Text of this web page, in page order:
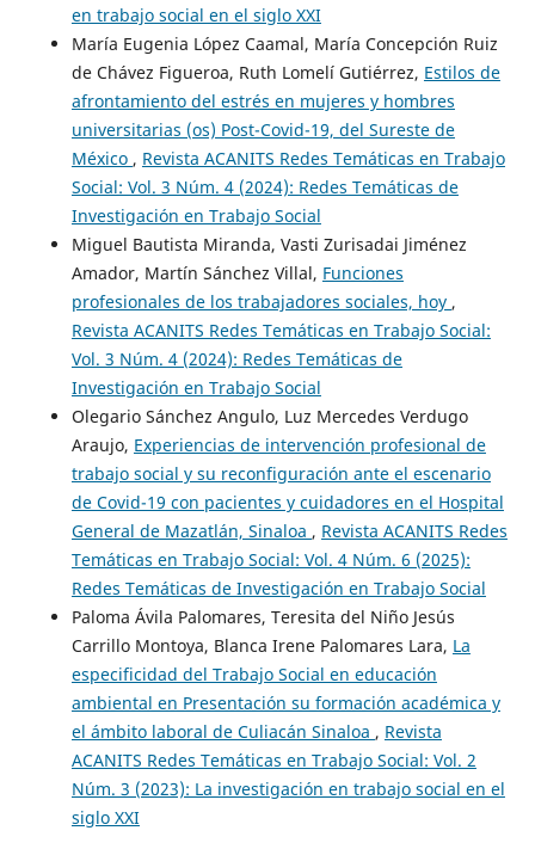
en trabajo social en el siglo XXI
María Eugenia López Caamal, María Concepción Ruiz
de Chávez Figueroa, Ruth Lomelí Gutiérrez, Estilos de
afrontamiento del estrés en mujeres y hombres
universitarias (os) Post-Covid-19, del Sureste de
México , Revista ACANITS Redes Temáticas en Trabajo
Social: Vol. 3 Núm. 4 (2024): Redes Temáticas de
Investigación en Trabajo Social
Miguel Bautista Miranda, Vasti Zurisadai Jiménez
Amador, Martín Sánchez Villal, Funciones
profesionales de los trabajadores sociales, hoy ,
Revista ACANITS Redes Temáticas en Trabajo Social:
Vol. 3 Núm. 4 (2024): Redes Temáticas de
Investigación en Trabajo Social
Olegario Sánchez Angulo, Luz Mercedes Verdugo
Araujo, Experiencias de intervención profesional de
trabajo social y su reconfiguración ante el escenario
de Covid-19 con pacientes y cuidadores en el Hospital
General de Mazatlán, Sinaloa , Revista ACANITS Redes
Temáticas en Trabajo Social: Vol. 4 Núm. 6 (2025):
Redes Temáticas de Investigación en Trabajo Social
Paloma Ávila Palomares, Teresita del Niño Jesús
Carrillo Montoya, Blanca Irene Palomares Lara, La
especificidad del Trabajo Social en educación
ambiental en Presentación su formación académica y
el ámbito laboral de Culiacán Sinaloa , Revista
ACANITS Redes Temáticas en Trabajo Social: Vol. 2
Núm. 3 (2023): La investigación en trabajo social en el
siglo XXI